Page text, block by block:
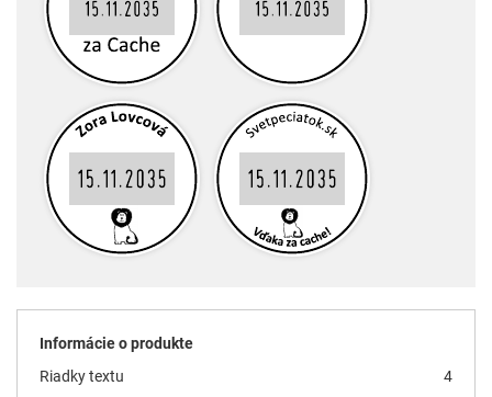
Informácie o produkte
Riadky textu
4